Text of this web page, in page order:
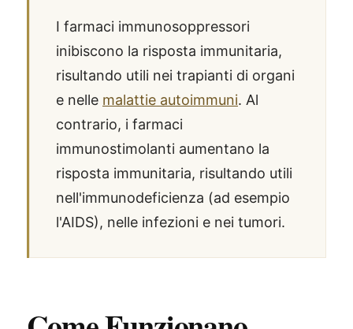
I farmaci immunosoppressori
inibiscono la risposta immunitaria,
risultando utili nei trapianti di organi
e nelle malattie autoimmuni. Al
contrario, i farmaci
immunostimolanti aumentano la
risposta immunitaria, risultando utili
nell'immunodeficienza (ad esempio
l'AIDS), nelle infezioni e nei tumori.